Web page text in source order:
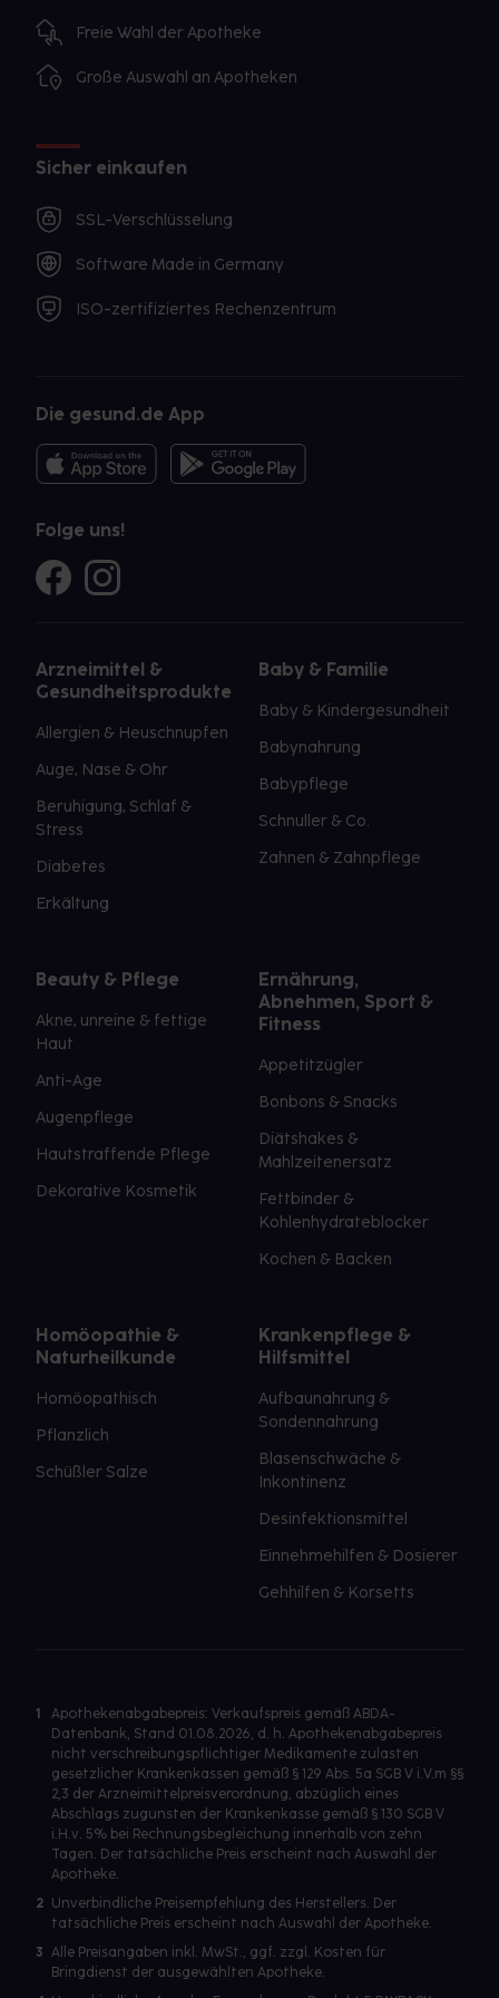
Freie Wahl der Apotheke
Große Auswahl an Apotheken
Sicher einkaufen
SSL-Verschlüsselung
Software Made in Germany
ISO-zertifiziertes Rechenzentrum
Die gesund.de App
Folge uns!
Arzneimittel &
Gesundheitsprodukte
Allergien & Heuschnupfen
Auge, Nase & Ohr
Beruhigung, Schlaf &
Stress
Diabetes
Erkältung
Baby & Familie
Baby & Kindergesundheit
Babynahrung
Babypflege
Schnuller & Co.
Zahnen & Zahnpflege
Beauty & Pflege
Akne, unreine & fettige
Haut
Anti-Age
Augenpflege
Hautstraffende Pflege
Dekorative Kosmetik
Ernährung,
Abnehmen, Sport &
Fitness
Appetitzügler
Bonbons & Snacks
Diätshakes &
Mahlzeitenersatz
Fettbinder &
Kohlenhydrateblocker
Kochen & Backen
Homöopathie &
Naturheilkunde
Homöopathisch
Pflanzlich
Schüßler Salze
Krankenpflege &
Hilfsmittel
Aufbaunahrung &
Sondennahrung
Blasenschwäche &
Inkontinenz
Desinfektionsmittel
Einnehmehilfen & Dosierer
Gehhilfen & Korsetts
1
Apothekenabgabepreis: Verkaufspreis gemäß ABDA-
Datenbank, Stand 01.08.2026, d. h. Apothekenabgabepreis
nicht verschreibungspflichtiger Medikamente zulasten
gesetzlicher Krankenkassen gemäß § 129 Abs. 5a SGB V i.V.m §§
2,3 der Arzneimittelpreisverordnung, abzüglich eines
Abschlags zugunsten der Krankenkasse gemäß § 130 SGB V
i.H.v. 5% bei Rechnungsbegleichung innerhalb von zehn
Tagen. Der tatsächliche Preis erscheint nach Auswahl der
Apotheke.
2 Unverbindliche Preisempfehlung des Herstellers. Der
tatsächliche Preis erscheint nach Auswahl der Apotheke.
3 Alle Preisangaben inkl. MwSt., ggf. zzgl. Kosten für
Bringdienst der ausgewählten Apotheke.